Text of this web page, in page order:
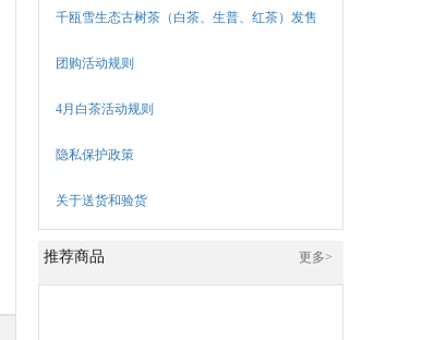
千瓯雪生态古树茶（白茶、生普、红茶）发售
团购活动规则
4月白茶活动规则
隐私保护政策
关于送货和验货
推荐商品 更多>